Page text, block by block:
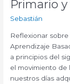
Primario
Sebastián
Reflexionar
Aprendizaje
a principios del
el movimiento de
nuestros días